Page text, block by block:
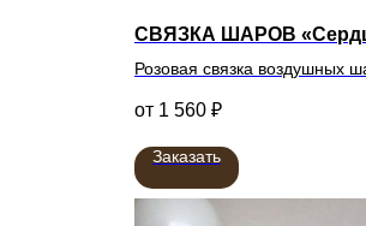
СВЯЗКА ШАРОВ
Розовая связка воздушных
1 560 ₽
Заказать